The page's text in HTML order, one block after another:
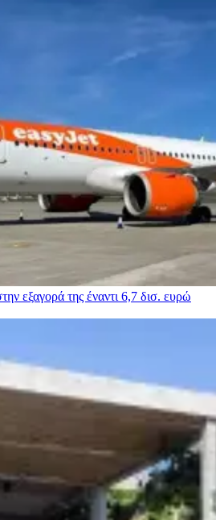
εξαγορά της έναντι 6,7 δισ. ευρώ